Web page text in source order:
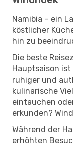
Namibia – ein
köstlicher
hin zu
Die beste
Hauptsaison
ruhiger und
kulinarische
eintauchen
erkunden?
Während der
erhöhten